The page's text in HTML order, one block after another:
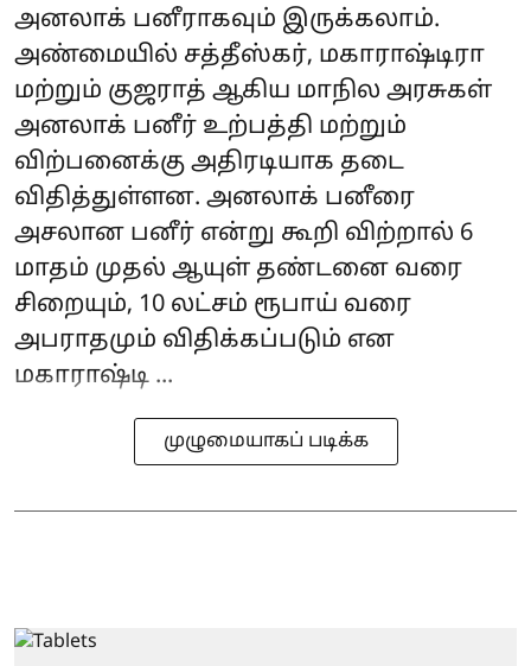
அனலாக் பனீராகவும் இருக்கலாம்.
அண்மையில் சத்தீஸ்கர், மகாராஷ்டிரா
மற்றும் குஜராத் ஆகிய மாநில அரசுகள்
அனலாக் பனீர் உற்பத்தி மற்றும்
விற்பனைக்கு அதிரடியாக தடை
விதித்துள்ளன. அனலாக் பனீரை
அசலான பனீர் என்று கூறி விற்றால் 6
மாதம் முதல் ஆயுள் தண்டனை வரை
சிறையும், 10 லட்சம் ரூபாய் வரை
அபராதமும் விதிக்கப்படும் என
மகாராஷ்டி ...
முழுமையாகப் படிக்க